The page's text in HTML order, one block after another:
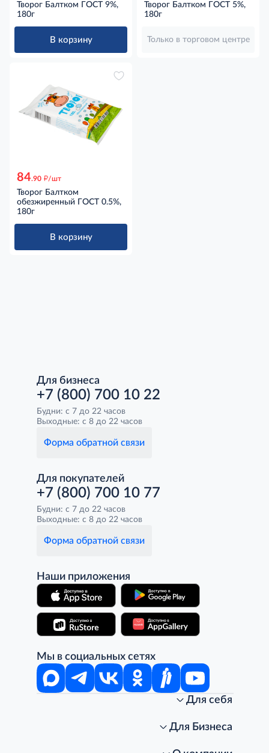
Творог Балтком ГОСТ 9%,
180г
В корзину
Творог Балтком ГОСТ 5%,
180г
Только в торговом центре
84.90 д/шт
Творог Балтком
обезжиренный ГОСТ 0.5%,
180г
В корзину
Для бизнеса
+7 (800) 700 10 22
Будни: с 7 до 22 часов
Выходные: с 8 до 22 часов
Форма обратной связи
Для покупателей
+7 (800) 700 10 77
Будни: с 7 до 22 часов
Выходные: с 8 до 22 часов
Форма обратной связи
Наши приложения
Мы в социальных сетях
Для себя
Стань клиентом METRO
Для Бизнеса